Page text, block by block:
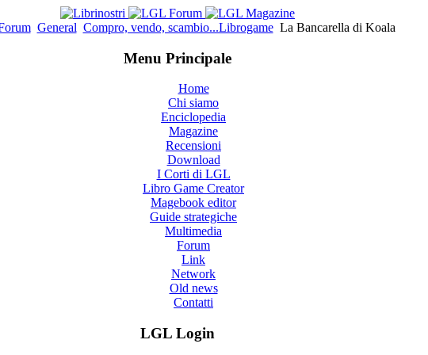
General Compro, vendo, scambio...Librogame La Bancarella di Koala
Menu Principale
Home
Chi siamo
Enciclopedia
Magazine
Recensioni
Download
I Corti di LGL
Libro Game Creator
Magebook editor
Guide strategiche
Multimedia
Forum
Link
Network
Old news
Contatti
LGL Login